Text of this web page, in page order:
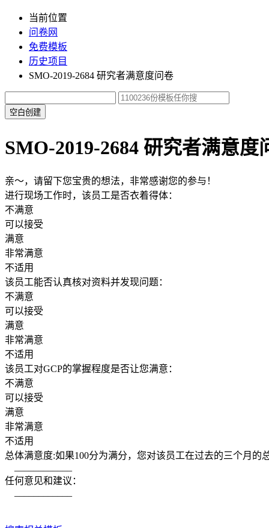
当前位置
问卷网
免费模板
历史项目
SMO-2019-2684 研究者满意度问卷
空白创建
SMO-2019-2684 研究者满意度
亲～，请留下您宝贵的想法，非常感谢您的参与！
进行现场工作时，该员工是否衣着得体：
不满意
可以接受
满意
非常满意
不适用
该员工能否认真核对资料并发现问题：
不满意
可以接受
满意
非常满意
不适用
该员工对GCP的掌握程度是否让您满意：
不满意
可以接受
满意
非常满意
不适用
总体满意度:如果100分为满分，您对该员工在过去的三个月的
任何意见和建议：